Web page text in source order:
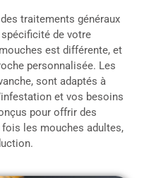
traitements généraux
de votre
est différente, et
personnalisée. Les
sont adaptés à
et vos besoins
pour offrir des
les mouches adultes,